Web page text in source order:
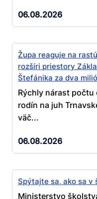
06.08.2026
Župa reaguje na
rozšíri priestory
Štefánika za dva
Rýchly nárast
rodín na juh
väč...
06.08.2026
Spýtajte sa, ako sa v
Ministerstvo